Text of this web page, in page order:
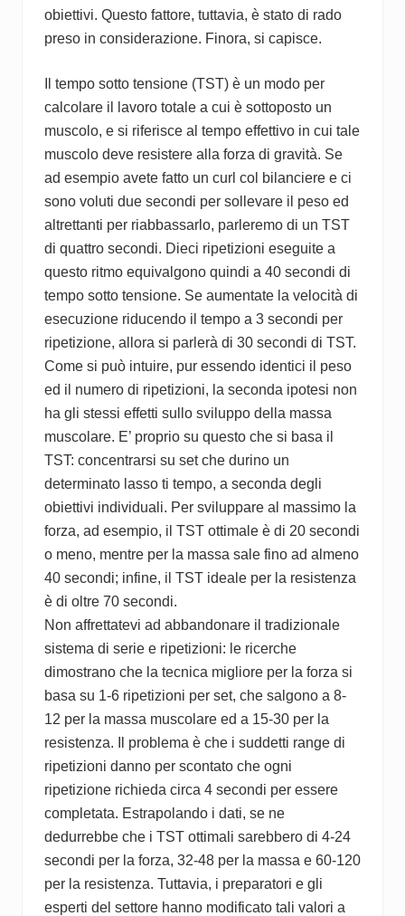
obiettivi. Questo fattore, tuttavia, è stato di rado
preso in considerazione. Finora, si capisce.
Il tempo sotto tensione (TST) è un modo per
calcolare il lavoro totale a cui è sottoposto un
muscolo, e si riferisce al tempo effettivo in cui tale
muscolo deve resistere alla forza di gravità. Se
ad esempio avete fatto un curl col bilanciere e ci
sono voluti due secondi per sollevare il peso ed
altrettanti per riabbassarlo, parleremo di un TST
di quattro secondi. Dieci ripetizioni eseguite a
questo ritmo equivalgono quindi a 40 secondi di
tempo sotto tensione. Se aumentate la velocità di
esecuzione riducendo il tempo a 3 secondi per
ripetizione, allora si parlerà di 30 secondi di TST.
Come si può intuire, pur essendo identici il peso
ed il numero di ripetizioni, la seconda ipotesi non
ha gli stessi effetti sullo sviluppo della massa
muscolare. E’ proprio su questo che si basa il
TST: concentrarsi su set che durino un
determinato lasso ti tempo, a seconda degli
obiettivi individuali. Per sviluppare al massimo la
forza, ad esempio, il TST ottimale è di 20 secondi
o meno, mentre per la massa sale fino ad almeno
40 secondi; infine, il TST ideale per la resistenza
è di oltre 70 secondi.
Non affrettatevi ad abbandonare il tradizionale
sistema di serie e ripetizioni: le ricerche
dimostrano che la tecnica migliore per la forza si
basa su 1-6 ripetizioni per set, che salgono a 8-
12 per la massa muscolare ed a 15-30 per la
resistenza. Il problema è che i suddetti range di
ripetizioni danno per scontato che ogni
ripetizione richieda circa 4 secondi per essere
completata. Estrapolando i dati, se ne
dedurrebbe che i TST ottimali sarebbero di 4-24
secondi per la forza, 32-48 per la massa e 60-120
per la resistenza. Tuttavia, i preparatori e gli
esperti del settore hanno modificato tali valori a